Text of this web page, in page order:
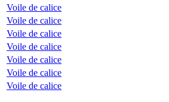
Voile de calice
Voile de calice
Voile de calice
Voile de calice
Voile de calice
Voile de calice
Voile de calice